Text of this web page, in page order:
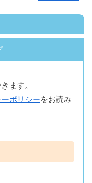
ます。
ポリシーをお読み